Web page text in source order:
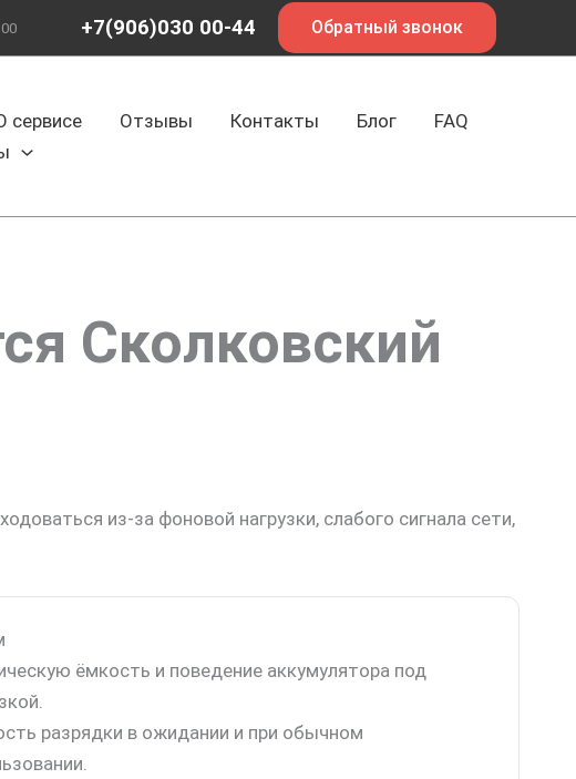
+7(906)030 00-44 Обратный звонок
сервисе Отзывы Контакты Блог
FAQ
Сколковский
из-за фоновой нагрузки, слабого сигнала сети,
ёмкость и поведение аккумулятора под
разрядки в ожидании и при обычном